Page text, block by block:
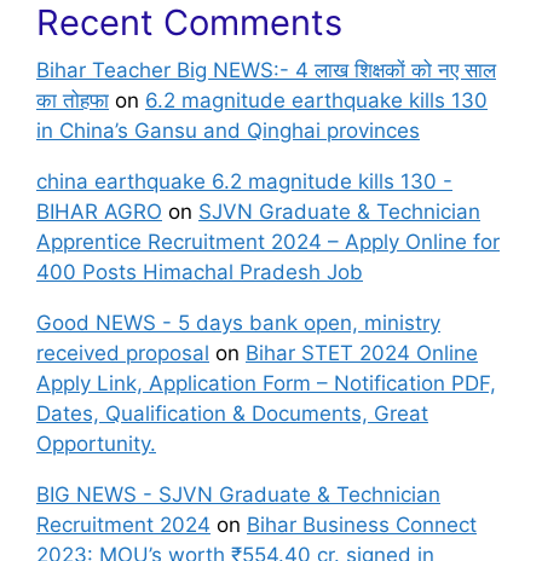
Recent Comments
Bihar Teacher Big NEWS:- 4 लाख शिक्षकों को नए साल
का तोहफा on 6.2 magnitude earthquake kills 130
in China’s Gansu and Qinghai provinces
china earthquake 6.2 magnitude kills 130 -
BIHAR AGRO on SJVN Graduate & Technician
Apprentice Recruitment 2024 – Apply Online for
400 Posts Himachal Pradesh Job
Good NEWS - 5 days bank open, ministry
received proposal on Bihar STET 2024 Online
Apply Link, Application Form – Notification PDF,
Dates, Qualification & Documents, Great
Opportunity.
BIG NEWS - SJVN Graduate & Technician
Recruitment 2024 on Bihar Business Connect
2023: MOU’s worth ₹554.40 cr. signed in